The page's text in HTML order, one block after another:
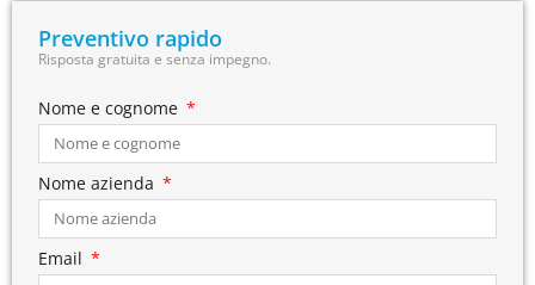
Preventivo rapido
Risposta gratuita e senza impegno.
Nome e cognome
Nome azienda
Email